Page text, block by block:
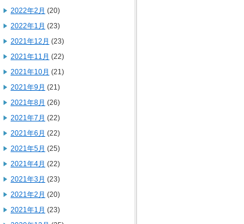
2022年2月 (20)
2022年1月 (23)
2021年12月 (23)
2021年11月 (22)
2021年10月 (21)
2021年9月 (21)
2021年8月 (26)
2021年7月 (22)
2021年6月 (22)
2021年5月 (25)
2021年4月 (22)
2021年3月 (23)
2021年2月 (20)
2021年1月 (23)